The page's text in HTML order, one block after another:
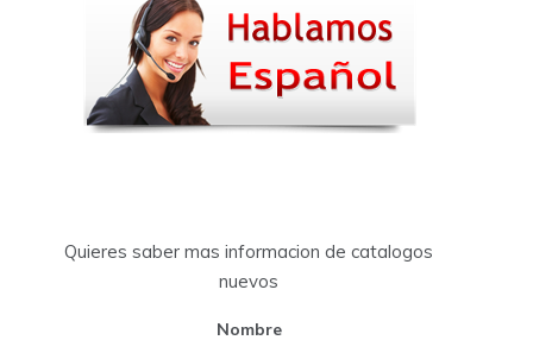
Quieres saber mas informacion de catalogos
nuevos
Nombre